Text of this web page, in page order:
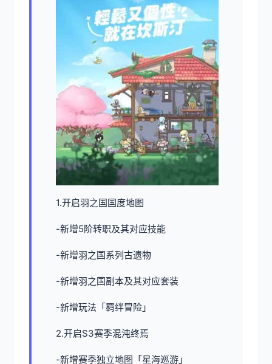
1.开启羽之国国度地图
-新增5阶转职及其对应技能
-新增羽之国系列古遗物
-新增羽之国副本及其对应套装
-新增玩法「羁绊冒险」
2.开启S3赛季混沌终焉
-新增赛季独立地图「星海巡游」